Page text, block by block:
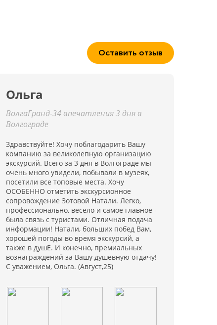
Оставить отзыв
Ольга
ВолгаГранд-34 впечатления 3 дня в
Волгограде
Здравствуйте! Хочу поблагодарить Вашу
компанию за великолепную организацию
экскурсий. Всего за 3 дня в Волгограде мы
очень много увидели, побывали в музеях,
посетили все топовые места. Хочу
ОСОБЕННО отметить экскурсионное
сопровождение Зотовой Натали. Легко,
профессионально, весело и самое главное -
была связь с туристами. Отличная подача
информации! Натали, больших побед Вам,
хорошей погоды во время экскурсий, а
также в душЕ. И конечно, премиальных
вознаграждений за Вашу душевную отдачу!
С уважением, Ольга. (Август,25)